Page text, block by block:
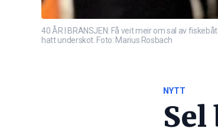
40 ÅR I BRANSJEN: Få veit meir om sal av
hatt underskot. Foto: Marius Rosbach
NYTT